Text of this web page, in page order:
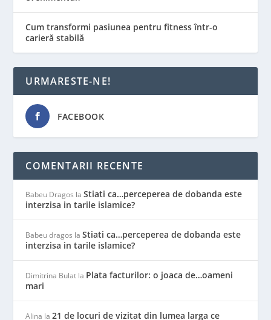
Cum transformi pasiunea pentru fitness într-o
carieră stabilă
URMARESTE-NE!
FACEBOOK
COMENTARII RECENTE
Babeu Dragos laStiati ca…perceperea de dobanda este
interzisa in tarile islamice?
Babeu dragos laStiati ca…perceperea de dobanda este
interzisa in tarile islamice?
Dimitrina Bulat la Plata facturilor: o joaca de…oameni
mari
Alina la21 de locuri de vizitat din lumea larga ce